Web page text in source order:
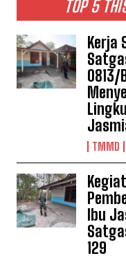
TOP 5
Kerja
0813/
TMMD
Ibu
129